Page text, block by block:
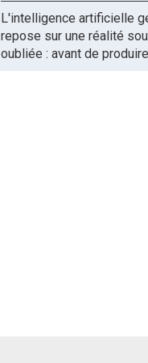
L'intelligence artificielle
repose sur une réalité
oubliée : avant de